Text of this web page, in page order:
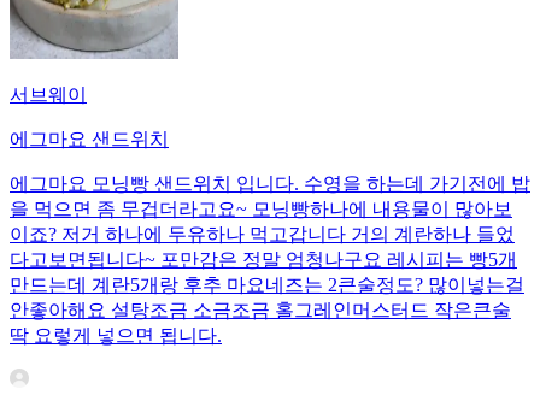
서브웨이
에그마요 샌드위치
에그마요 모닝빵 샌드위치 입니다. 수영을 하는데 가기전에 밥
을 먹으면 좀 무겁더라고요~ 모닝빵하나에 내용물이 많아보
이죠? 저거 하나에 두유하나 먹고갑니다 거의 계란하나 들었
다고보면됩니다~ 포만감은 정말 엄청나구요 레시피는 빵5개
만드는데 계란5개랑 후추 마요네즈는 2큰술정도? 많이넣는걸
안좋아해요 설탕조금 소금조금 홀그레인머스터드 작은큰술
딱 요렇게 넣으면 됩니다.